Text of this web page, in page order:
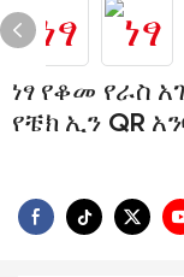
ነፃ የቆመ የራስ
የቼክ ኢን QR